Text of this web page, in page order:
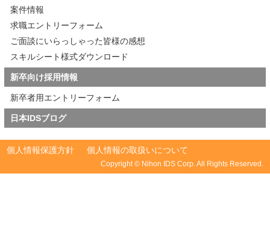
(Cosminexus、BJEX、
HAモニタ、ISAM、
EURなど)
・JP1 の構築・設定・運
・パッチ調査、キャパシ
ティ管理
・
ShellScript/PowerShell/
MS-DOS の修正
・システム保守、インシ
デント対応(尚可)
・リプレース/移行作業
(尚可)
案件情報
求職エントリーフォーム
ご面談にいらっしゃった皆様の感想
スキルシート様式ダウンロード
新卒向け採用情報
新卒者用エントリーフォーム
日本IDSブログ
個人情報保護方針 個人情報の取扱いについて
Copyright © Nihon IDS Corp. All Rights Reserved.